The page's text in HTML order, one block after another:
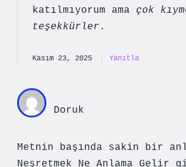
katılmıyorum ama çok
teşekkürler .
Kasım 23, 2025 Yanıtla
Doruk
Metnin başında sakin bir
Neşretmek Ne Anlama Gelir